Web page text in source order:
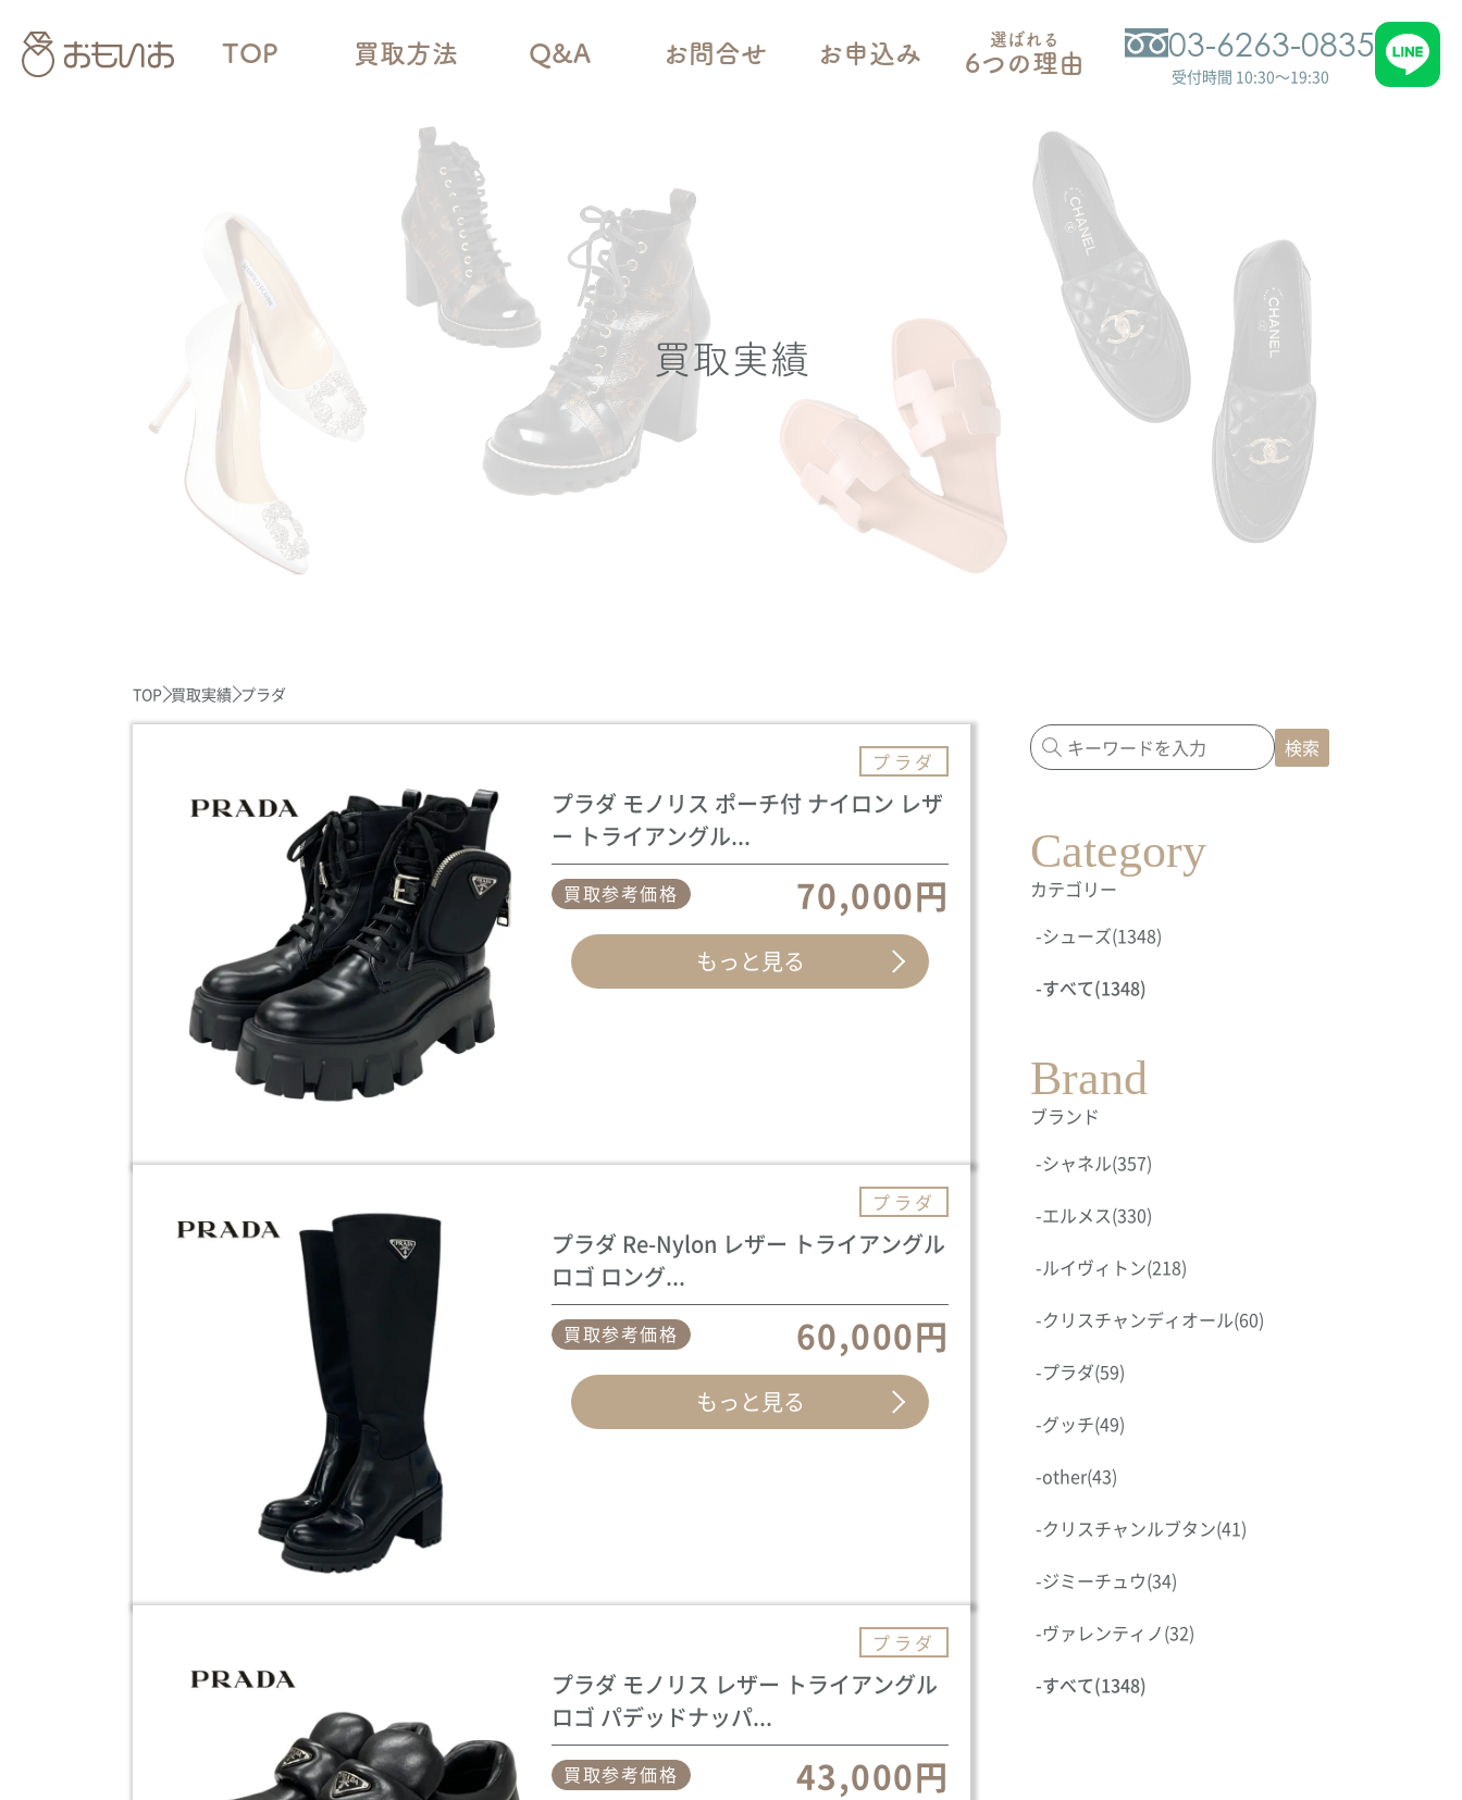
TOP 買取方法 Q&A お問合せ お申込み
選ばれる
6つの理由 03-6263-0835
受付時間 10:30～19:30
買取実績
TOP 買取実績 プラダ
プラダ
プラダ モノリス ポーチ付 ナイロン レザ
ー トライアングル...
買取参考価格 70,000円
もっと見る
プラダ
プラダ Re-Nylon レザー トライアングル
ロゴ ロング...
買取参考価格 60,000円
もっと見る
プラダ
プラダ モノリス レザー トライアングル
ロゴ パデッドナッパ...
買取参考価格 43,000円
検索
Category
カテゴリー
-シューズ(1348)
-すべて(1348)
Brand
ブランド
-シャネル(357)
-エルメス(330)
-ルイヴィトン(218)
-クリスチャンディオール(60)
-プラダ(59)
-グッチ(49)
-other(43)
-クリスチャンルブタン(41)
-ジミーチュウ(34)
-ヴァレンティノ(32)
-すべて(1348)